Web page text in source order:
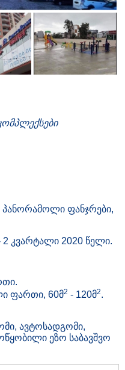
პანორამოლი ფანჯრები,
კვარტალი 2020 წელი.
ფართი, 60მ2 - 120მ2.
ავტოსადგომი,
ეზო საბავშვო